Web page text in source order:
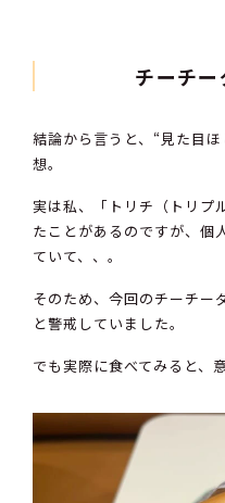
チーチー
結論から言うと、“見た目
想。
実は私、「トリチ（トリプ
たことがあるのですが、個
ていて、、。
そのため、今回のチーチー
と警戒していました。
でも実際に食べてみると、